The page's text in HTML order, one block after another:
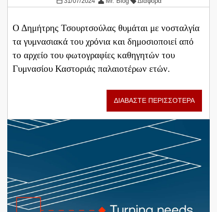
Ο Δημήτρης Τσουρτσούλας θυμάται με νοσταλγία
τα γυμνασιακά του χρόνια και δημοσιοποιεί από
το αρχείο του φωτογραφίες καθηγητών του
Γυμνασίου Καστοριάς παλαιοτέρων ετών.
ΔΙΑΒΑΣΤΕ ΠΕΡΙΣΣΟΤΕΡΑ